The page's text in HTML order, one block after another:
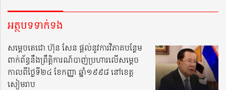
អត្ថបទទាក់ទង
សម្តេចតេជោ ហ៊ុន សែន ផ្តល់នូវការវិភាគបន្ថែម
ពាក់ព័ន្ធនឹងព្រឹត្តិការណ៍បាញ់ប្រហារលើសម្តេច
កាលពីថ្ងៃទី២៤ ខែកញ្ញា ឆ្នាំ១៩៩៨ នៅខេត្ត
សៀមរាប